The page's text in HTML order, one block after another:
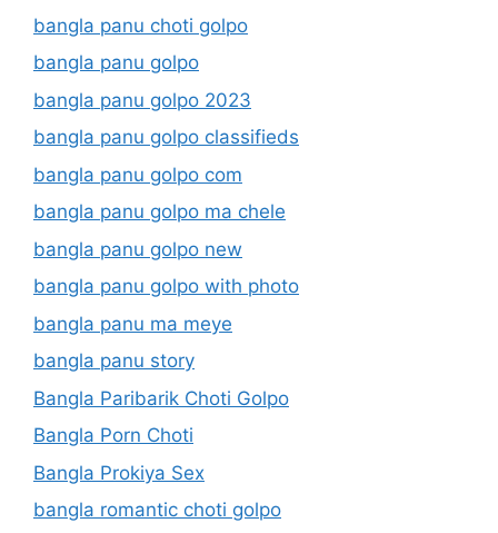
bangla panu choti golpo
bangla panu golpo
bangla panu golpo 2023
bangla panu golpo classifieds
bangla panu golpo com
bangla panu golpo ma chele
bangla panu golpo new
bangla panu golpo with photo
bangla panu ma meye
bangla panu story
Bangla Paribarik Choti Golpo
Bangla Porn Choti
Bangla Prokiya Sex
bangla romantic choti golpo